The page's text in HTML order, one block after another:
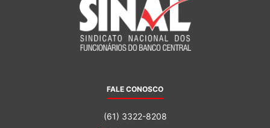
FALE CONOSCO
(61) 3322-8208